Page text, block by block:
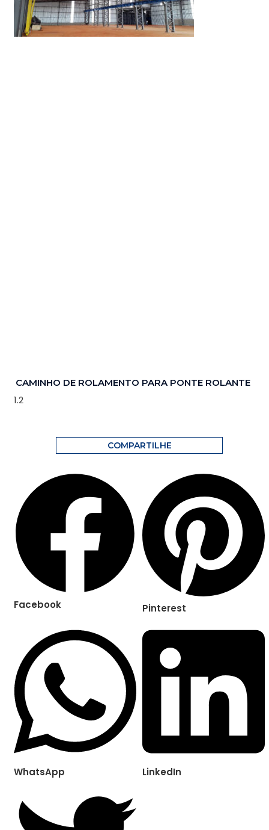
CAMINHO DE ROLAMENTO PARA PONTE ROLANTE
COMPARTILHE
Facebook Pinterest
WhatsApp LinkedIn